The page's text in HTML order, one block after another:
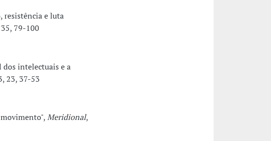
resistência e luta
79-100
dos intelectuais e a
23, 37-53
Meridional,